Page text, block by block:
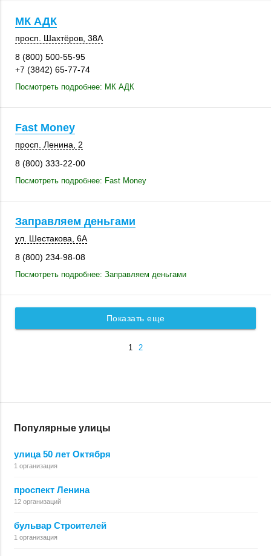
МК АДК
просп. Шахтёров 38А
8 (800) 500-55-95
+7 (3842) 65-77-74
Посмотреть подробнее: МК АДК
Fast Money
просп. Ленина, 2
8 (800) 333-22-00
Посмотреть подробнее: Fast Money
Заправляем деньгами
ул. Шестакова, 6А
8 (800) 234-98-08
Посмотреть подробнее: Заправляем деньгами
Показать еще
1 2
Популярные улицы
улица 50 лет Октября
1 организация
проспект Ленина
12 организаций
бульвар Строителей
1 организация